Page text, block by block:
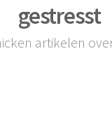
gestresst
artikelen